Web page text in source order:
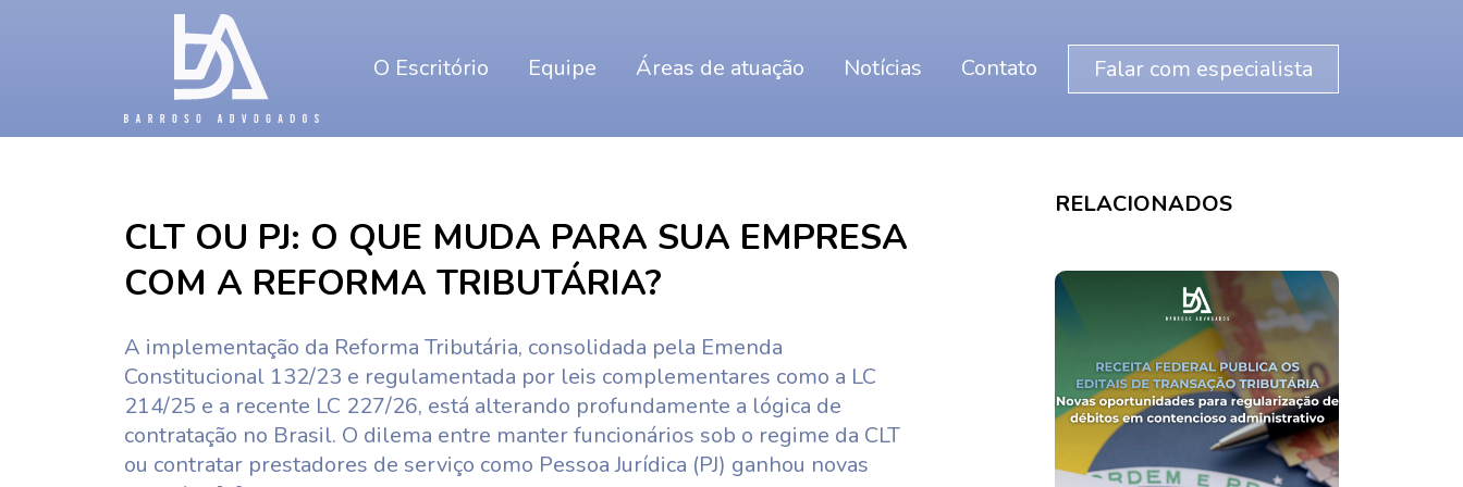
O Escritório Equipe Áreas de atuação Notícias Contato Falar com especialista
CLT OU PJ: O QUE MUDA PARA SUA EMPRESA
COM A REFORMA TRIBUTÁRIA?
A implementação da Reforma Tributária, consolidada pela Emenda
Constitucional 132/23 e regulamentada por leis complementares como a LC
214/25 e a recente LC 227/26, está alterando profundamente a lógica de
contratação no Brasil. O dilema entre manter funcionários sob o regime da CLT
ou contratar prestadores de serviço como Pessoa Jurídica (PJ) ganhou novas
RELACIONADOS